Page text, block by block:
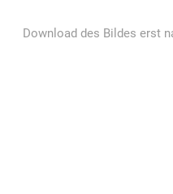
Download des Bildes erst